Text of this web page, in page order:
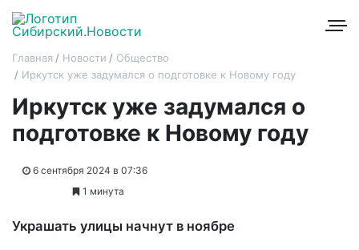
Главная Новости
Общество
Иркутск уже задумался о подготовке к Новому году
Иркутск уже задумался о
подготовке к Новому году
6 сентября 2024 в 07:36
1 минута
Украшать улицы начнут в ноябре